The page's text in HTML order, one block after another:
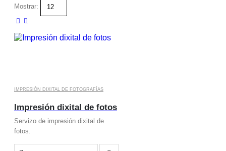
Mostrar:
IMPRESIÓN DIXITAL DE FOTOGRAFÍAS
Impresión dixital de fotos
Servizo de impresión dixital de
fotos.